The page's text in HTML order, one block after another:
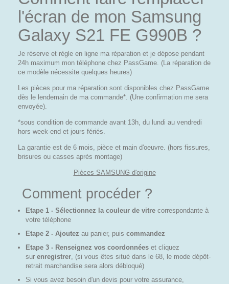
l'écran de mon Samsung
Galaxy S21 FE G990B ?
Je réserve et règle en ligne ma réparation et je dépose pendant
24h maximum mon téléphone chez PassGame. (La réparation de
ce modèle nécessite quelques heures)
Les pièces pour ma réparation sont disponibles chez PassGame
dès le lendemain de ma commande*. (Une confirmation me sera
envoyée).
*sous condition de commande avant 13h, du lundi au vendredi
hors week-end et jours fériés.
La garantie est de 6 mois, pièce et main d'oeuvre. (hors fissures,
brisures ou casses après montage)
Pièces SAMSUNG d'origine
Comment procéder ?
Etape 1 - Sélectionnez la couleur de vitre correspondante à
votre téléphone
Etape 2 - Ajoutez au panier, puis commandez
Etape 3 - Renseignez vos coordonnées et cliquez
sur enregistrer , (si vous êtes situé dans le 68, le mode dépôt-
retrait marchandise sera alors débloqué)
Si vous avez besoin d'un devis pour votre assurance,